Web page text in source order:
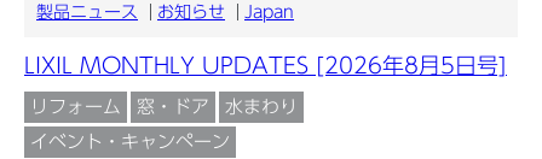
製品ニュース
お知らせ Japan
LIXIL MONTHLY UPDATES [2026年8月5日号]
リフォーム 窓・ドア
水まわり
イベント・キャンペーン